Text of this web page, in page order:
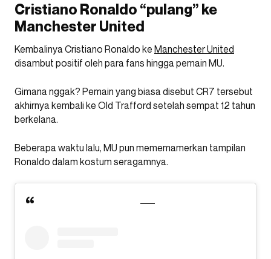
Cristiano Ronaldo “pulang” ke
Manchester United
Kembalinya Cristiano Ronaldo ke Manchester United
disambut positif oleh para fans hingga pemain MU.
Gimana nggak? Pemain yang biasa disebut CR7 tersebut
akhirnya kembali ke Old Trafford setelah sempat 12 tahun
berkelana.
Beberapa waktu lalu, MU pun mememamerkan tampilan
Ronaldo dalam kostum seragamnya.